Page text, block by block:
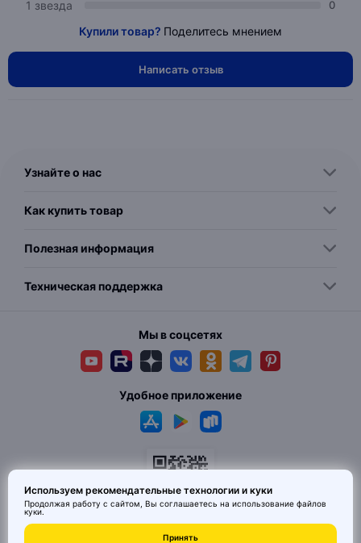
1 звезда 0
Купили товар? Поделитесь мнением
Написать отзыв
Узнайте о нас
Как купить товар
Полезная информация
Техническая поддержка
Мы в соцсетях
© 2026 MAI HE MAI. Маркетплейс дизайнерских товаров со всего
Удобное приложение
Используем рекомендательные технологии и куки
Продолжая работу с сайтом, Вы соглашаетесь на использование файлов
куки.
Принять